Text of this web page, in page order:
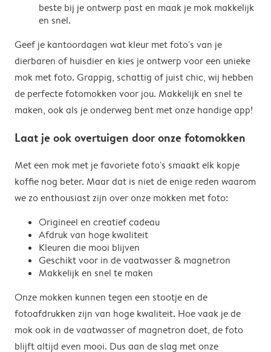
beste bij je ontwerp past en maak je mok makkelijk
en snel.
Geef je kantoordagen wat kleur met foto's van je
dierbaren of huisdier en kies je ontwerp voor een unieke
mok met foto. Grappig, schattig of juist chic, wij hebben
de perfecte fotomokken voor jou. Makkelijk en snel te
maken, ook als je onderweg bent met onze handige app!
Laat je ook overtuigen door onze fotomokken
Met een mok met je favoriete foto's smaakt elk kopje
koffie nog beter. Maar dat is niet de enige reden waarom
we zo enthousiast zijn over onze mokken met foto:
Origineel en creatief cadeau
Afdruk van hoge kwaliteit
Kleuren die mooi blijven
Geschikt voor in de vaatwasser & magnetron
Makkelijk en snel te maken
Onze mokken kunnen tegen een stootje en de
fotoafdrukken zijn van hoge kwaliteit. Hoe vaak je de
mok ook in de vaatwasser of magnetron doet, de foto
blijft altijd even mooi. Dus aan de slag met onze